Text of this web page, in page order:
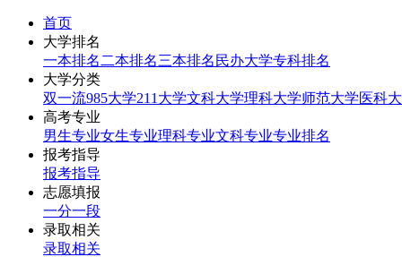
首页
大学排名
一本排名 二本排名三本排名 民办大学专科排名
大学分类
双一流985大学211大学文科大学理科大学师范大学医科
高考专业
男生专业女生专业理科专业文科专业专业排名
报考指导
报考指导
志愿填报
一分一段
录取相关
录取相关